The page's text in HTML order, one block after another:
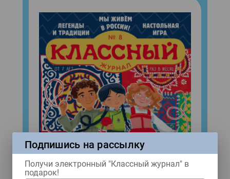
Подпишись на рассылку
Получи электронный "Классный журнал" в
подарок!